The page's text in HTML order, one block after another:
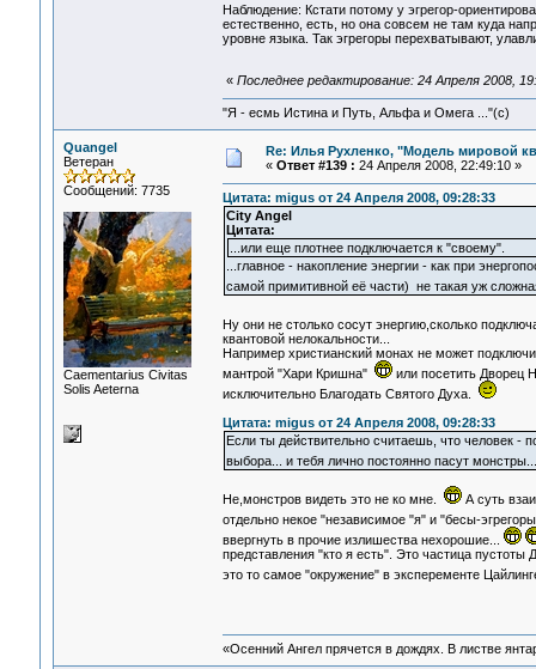
Наблюдение: Кстати потому у эгрегор-
естественно, есть, но она совсем не там куда
уровне языка. Так эгрегоры перехватывают,
« Последнее редактирование: 24 Апреля 2008,
"Я - есмь Истина и Путь, Альфа и Омега ..."(с)
Quangel
Ветеран
Сообщений: 7735
Сaementarius Civitas
Solis Aeterna
Re: Илья Рухленко, "Модель мировой
« Ответ #139 : 24 Апреля 2008, 22:49:10 »
Цитата: migus от 24 Апреля 2008, 09:28:33
City Angel
Цитата:
...или еще плотнее подключается к "своему".
...главное - накопление энергии - как при
самой примитивной её части) не такая уж
Ну они не столько сосут энергию,сколько
квантовой нелокальности...
Например христианский монах не может
мантрой "Хари Кришна"
или посетить Дворец
исключительно Благодать Святого Духа.
Цитата: migus от 24 Апреля 2008, 09:28:33
Если ты действительно считаешь, что человек -
выбора... и тебя лично постоянно пасут
Не,монстров видеть это не ко мне.
А суть
отдельно некое "независимое "я" и "бесы-
ввергнуть в прочие излишества нехорошие...
представления "кто я есть". Это частица
это то самое "окружение" в эксперементе
«Осенний Ангел прячется в дождях. В листве